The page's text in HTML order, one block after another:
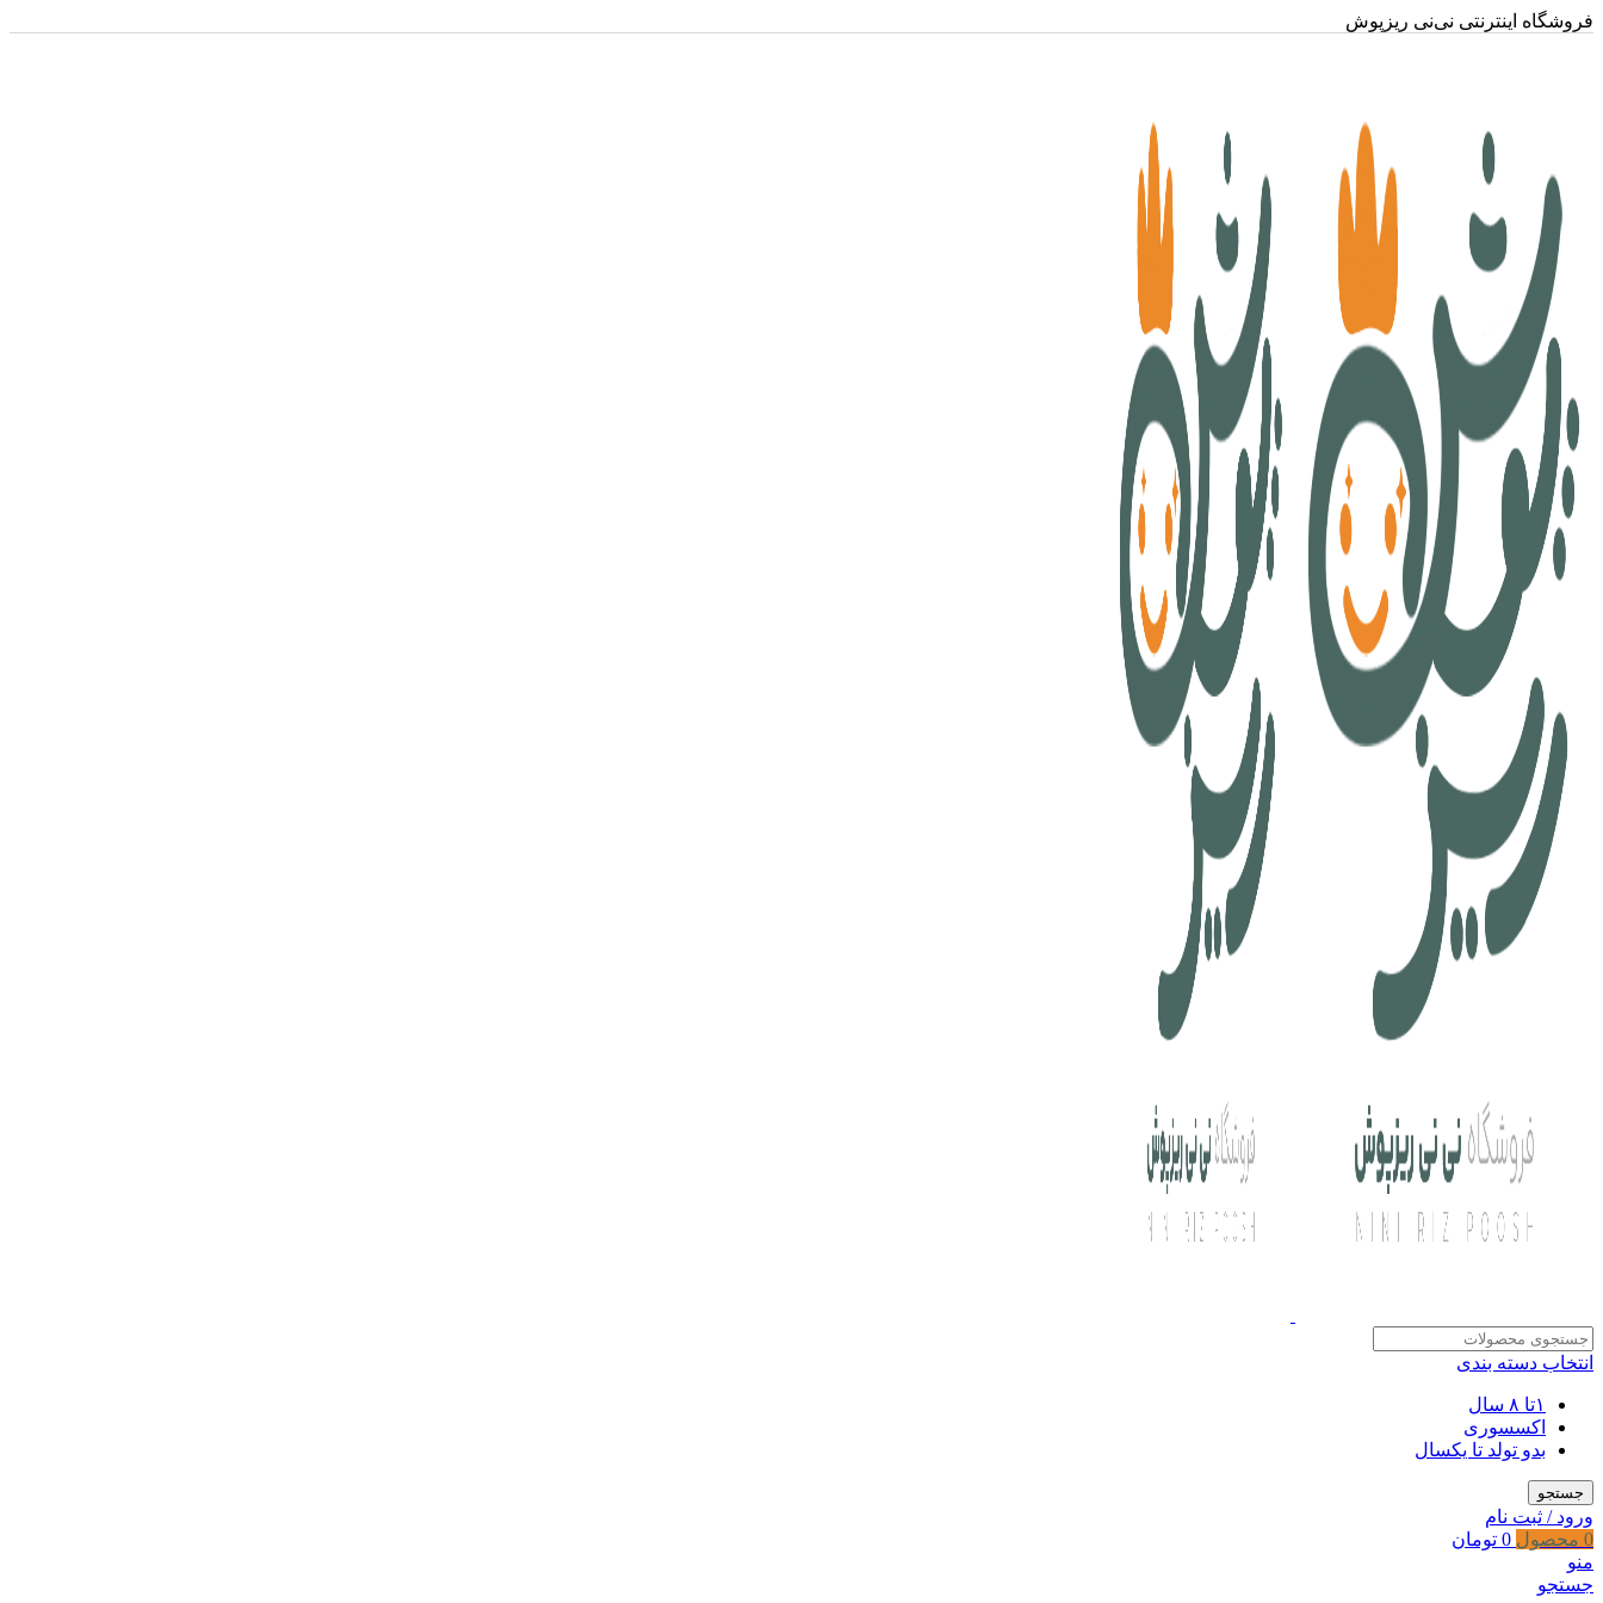
فروشگاه اینترنتی نی‌نی ریزپوش
انتخاب دسته بندی
۱تا ۸ سال
اکسسوری
بدو تولد تا یکسال
جستجو
ورود / ثبت نام
0 محصول 0 تومان
منو
جستجو